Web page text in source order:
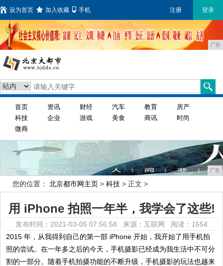
设为首页 加入收藏 手机 注册 登录
广告
首页 资讯 财经 汽车 教育
房产
科技
企业 游戏 美食 商讯
时尚
微商
广告
您的位置： 北京都市网主页 > 科技 > 正文 >
用 iPhone 拍照一年半，我学会了这些!
发布时间：2021-03-05 07:56:58 来源：互联网 阅读：1654
2015 年，从我得到自己的第一部 iPhone 开始，我开始了用手机拍
照的尝试。在一年多之后的今天，手机摄影已经成为我生活中不可分
割的一部分。随着手机拍摄功能的不断升级，手机摄影的玩法也越来